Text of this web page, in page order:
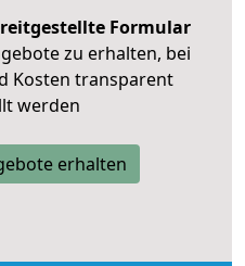
Formular
zu erhalten, bei
Kosten transparent
werden
erhalten